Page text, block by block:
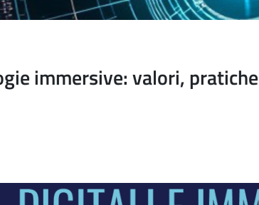
immersive: valori,